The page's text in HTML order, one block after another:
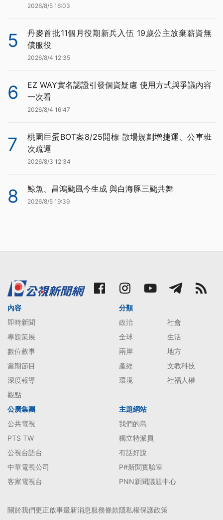
2026/8/5 16:03
5
丹麥首批11個月役期新兵入伍 19歲公主放棄薪資無
償服役
2026/8/4 12:35
6
EZ WAY實名認證引發個資疑慮 使用方式與爭議內容
一次看
2026/8/4 16:47
7
桃園巨蛋BOT案8/25開標 散場規劃增捷運、公車班
次疏運
2026/8/3 12:34
8 鯨魚、昌鴻颱風今生成 與白海豚三颱共舞
2026/8/5 19:39
內容
即時新聞
專題策展
數位敘事
當期節目
深度報導
觀點
分類
政治
社會
全球
生活
兩岸
地方
產經
文教科技
環境
社福人權
公廣集團
公共電視
PTS TW
公視台語台
中華電視公司
客家電視台
主題網站
我們的島
獨立特派員
有話好說
P#新聞實驗室
PNN新聞議題中心
關於我們更正啟事最新消息服務條款隱私權保護政策